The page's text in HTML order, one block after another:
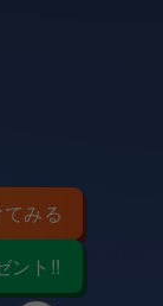
みる
ント!!